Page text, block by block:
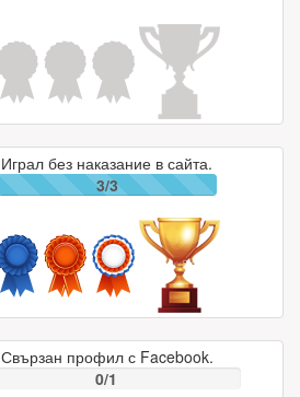
Играл без наказание в сайта.
3/3
Свързан профил с Facebook.
0/1